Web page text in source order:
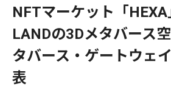
NFTマーケット「
LANDの3Dメタバース
タバース・ゲートウェ
表